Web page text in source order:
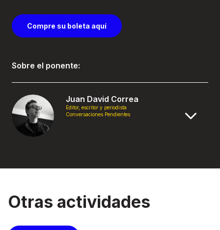
Compre su boleta aquí
Sobre el ponente:
Juan David Correa
Editor, escritor y periodista
Conversaciones Pendientes
Otras actividades